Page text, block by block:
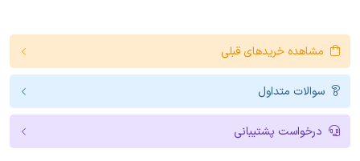
مشاهده خریدهای قبلی
سوالات متداول
درخواست پشتیبانی